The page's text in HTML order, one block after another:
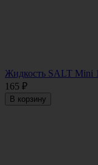
Жидкость SALT Mini
165 ₽
В корзину